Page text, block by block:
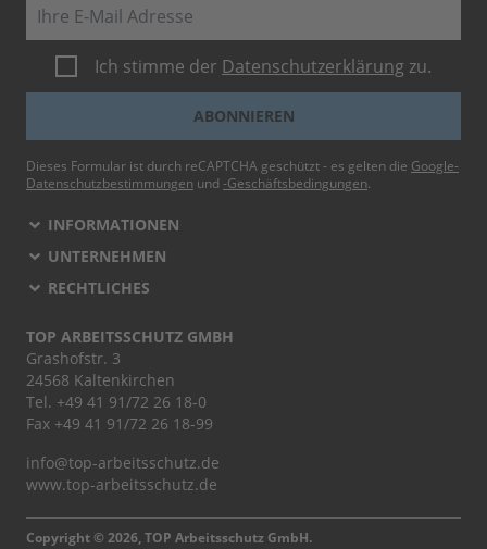
Ich stimme der Datenschutzerklärung zu.
ABONNIEREN
Dieses Formular ist durch reCAPTCHA geschützt - es gelten die Google-
Datenschutzbestimmungen und -Geschäftsbedingungen.
INFORMATIONEN
UNTERNEHMEN
RECHTLICHES
TOP ARBEITSSCHUTZ GMBH
Grashofstr. 3
24568 Kaltenkirchen
Tel. +49 41 91/72 26 18-0
Fax +49 41 91/72 26 18-99
info@top-arbeitsschutz.de
www.top-arbeitsschutz.de
Copyright © 2026, TOP Arbeitsschutz GmbH.